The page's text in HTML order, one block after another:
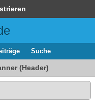
Suche
(Header)